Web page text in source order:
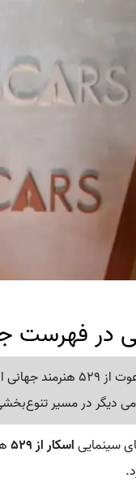
در فهرست
دیگر در مسیر
سینماییاسکار از ۵۲۹